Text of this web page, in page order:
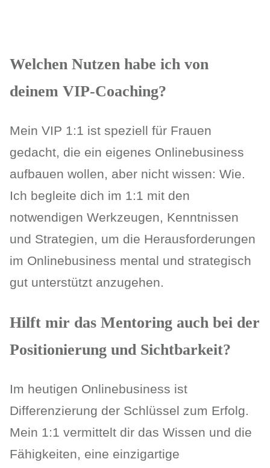
Welchen Nutzen habe ich von
deinem VIP-Coaching?
Mein VIP 1:1 ist speziell für Frauen
gedacht, die ein eigenes Onlinebusiness
aufbauen wollen, aber nicht wissen: Wie.
Ich begleite dich im 1:1 mit den
notwendigen Werkzeugen, Kenntnissen
und Strategien, um die Herausforderungen
im Onlinebusiness mental und strategisch
gut unterstützt anzugehen.
Hilft mir das Mentoring auch bei der
Positionierung und Sichtbarkeit?
Im heutigen Onlinebusiness ist
Differenzierung der Schlüssel zum Erfolg.
Mein 1:1 vermittelt dir das Wissen und die
Fähigkeiten, eine einzigartige